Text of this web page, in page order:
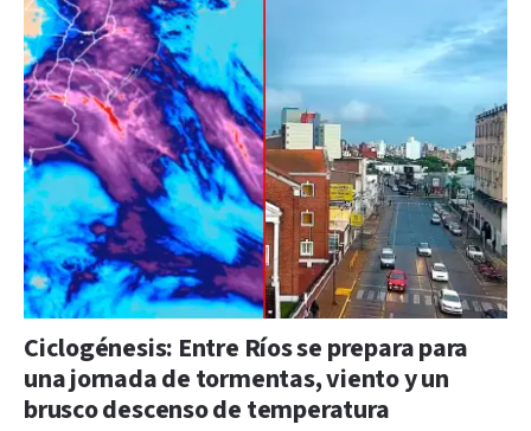
Ciclogénesis: Entre Ríos se prepara para
una jornada de tormentas, viento y un
brusco descenso de temperatura